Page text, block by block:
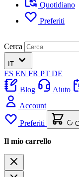
Quotidiano
Preferiti
Cerca
IT
ES EN FR PT DE
Blog
Aiuto
Account
Preferiti
Il mio carrello